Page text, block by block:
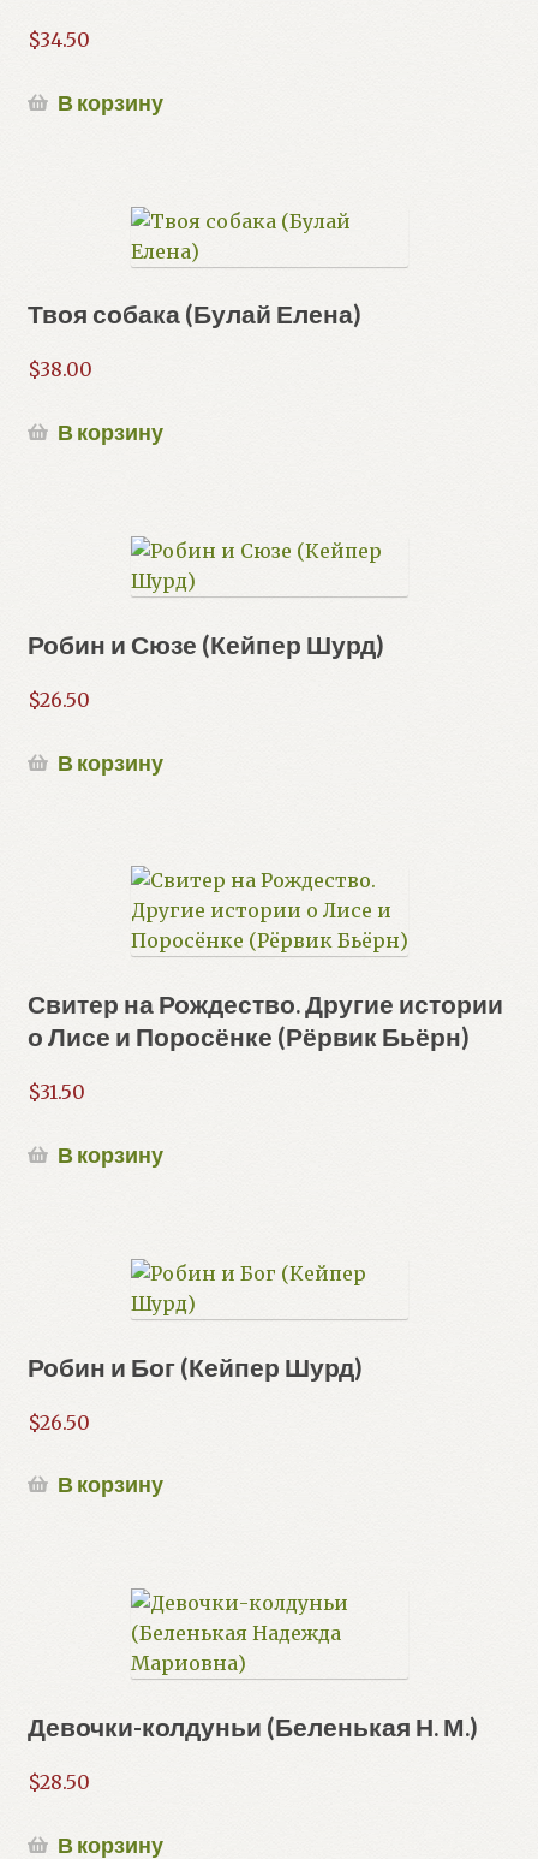
$34.50
В корзину
Твоя собака (Булай Елена)
$38.00
В корзину
Робин и Сюзе (Кейпер Шурд)
$26.50
В корзину
Свитер на Рождество. Другие истории
о Лисе и Поросёнке (Рёрвик Бьёрн)
$31.50
В корзину
Робин и Бог (Кейпер Шурд)
$26.50
В корзину
Девочки-колдуньи (Беленькая Н. М.)
$28.50
В корзину